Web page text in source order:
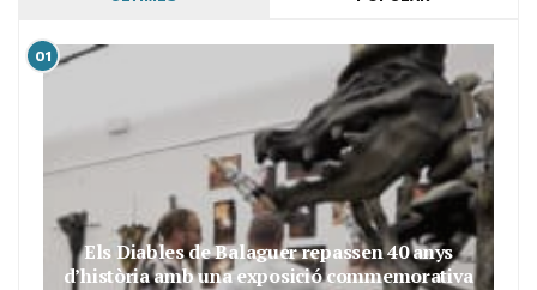
01
Els Diables de Balaguer repassen 40 anys
d’història amb una exposició commemorativa